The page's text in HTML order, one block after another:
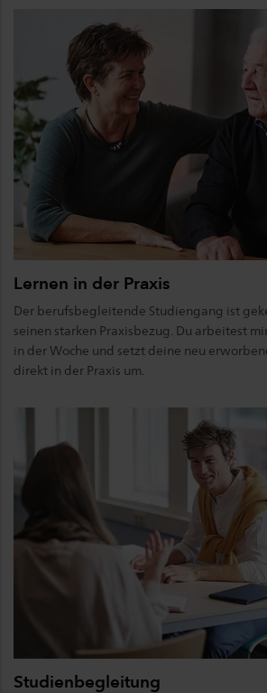
Lernen in der Praxis
Der berufsbegleitende Studiengang ist
seinen starken Praxisbezug. Du arbeitest
in der Woche und setzt deine neu
direkt in der Praxis um.
Studienbegleitung